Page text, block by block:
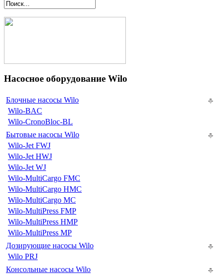
Насосное оборудование Wilo
Блочные насосы Wilo
Wilo-BAC
Wilo-CronoBloc-BL
Бытовые насосы Wilo
Wilo-Jet FWJ
Wilo-Jet HWJ
Wilo-Jet WJ
Wilo-MultiCargo FMC
Wilo-MultiCargo HMC
Wilo-MultiCargo MC
Wilo-MultiPress FMP
Wilo-MultiPress HMP
Wilo-MultiPress MP
Дозирующие насосы Wilo
Wilo PRJ
Консольные насосы Wilo